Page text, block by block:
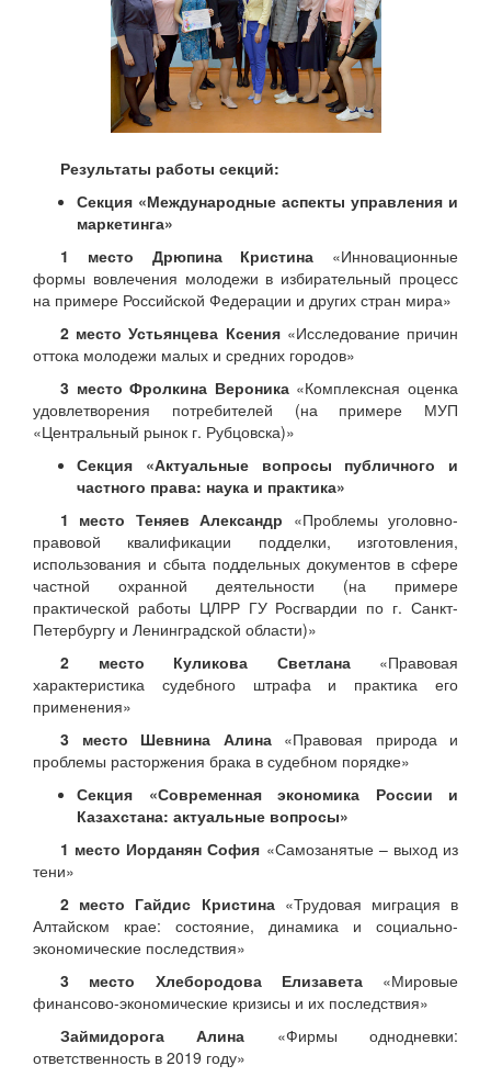
Результаты работы секций:
Секция «Международные аспекты управления и
маркетинга»
1 место
Дрюпина Кристина «Инновационные
формы вовлечения молодежи в избирательный процесс
на примере Российской Федерации и других стран мира»
2 место Устьянцева Ксения«Исследование причин
оттока молодежи малых и средних городов»
3 место Фролкина Вероника«Комплексная оценка
удовлетворения потребителей (на примере МУП
«Центральный рынок г. Рубцовска)»
Секция «Актуальные вопросы публичного и
частного права: наука и практика»
1 место Теняев Александр «Проблемы уголовно-
правовой квалификации подделки, изготовления,
использования и сбыта поддельных документов в сфере
частной охранной деятельности (на примере
практической работы ЦЛРР ГУ Росгвардии по г. Санкт-
Петербургу и Ленинградской области)»
2 место Куликова Светлана «Правовая
характеристика судебного штрафа и практика его
применения»
3 место Шевнина Алина «Правовая природа и
проблемы расторжения брака в судебном порядке»
Секция «Современная экономика России и
Казахстана: актуальные вопросы»
1 место Иорданян София «Самозанятые – выход из
тени»
2 место Гайдис Кристина«Трудовая миграция в
Алтайском крае: состояние, динамика и социально-
экономические последствия»
3 место Хлебородова Елизавета«Мировые
финансово-экономические кризисы и их последствия»
Займидорога Алина «Фирмы однодневки:
ответственность в 2019 году»